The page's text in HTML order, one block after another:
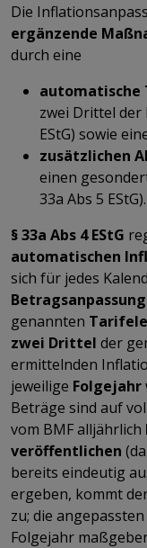
Die
ergänzende
durch eine
automatische
zwei Drittel der
EStG) sowie
zusätzlichen
einen
33a Abs 5 EStG).
§ 33a Abs 4 EStG
automatischen
sich für jedes
Betragsanpassung
genannten
zwei Drittel der
ermittelnden
jeweilige Folgejahr
Beträge sind auf
vom BMF alljährlich
veröffentlichen
bereits eindeutig
ergeben, kommt
zu; die
Folgejahr